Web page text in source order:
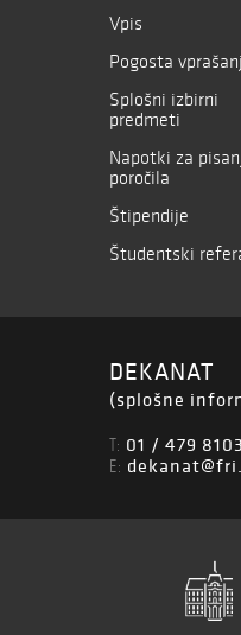
Vpis
Pogosta
Splošni izbirni
predmeti
Napotki za
poročila
Štipendije
Študentski
DEKANAT
(splošne
T: 01 / 479 8103
E: